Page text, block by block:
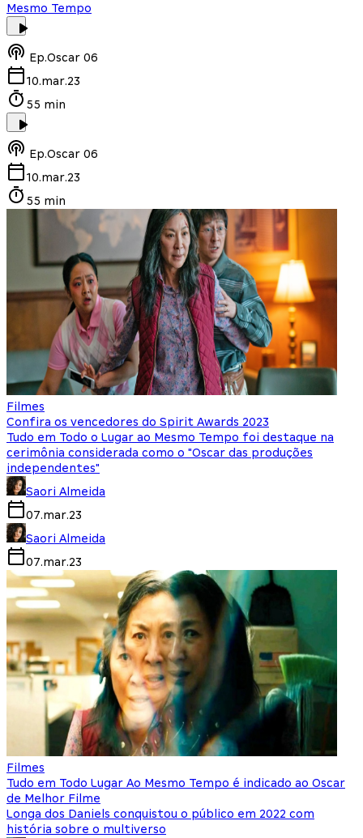
Mesmo Tempo
Ep.Oscar 06
10.mar.23
55 min
Ep.Oscar 06
10.mar.23
55 min
Filmes
Confira os vencedores do Spirit Awards 2023
Tudo em Todo o Lugar ao Mesmo Tempo foi destaque na
cerimônia considerada como o "Oscar das produções
independentes"
Saori Almeida
07.mar.23
Saori Almeida
07.mar.23
Filmes
Tudo em Todo Lugar Ao Mesmo Tempo é indicado ao Oscar
de Melhor Filme
Longa dos Daniels conquistou o público em 2022 com
história sobre o multiverso